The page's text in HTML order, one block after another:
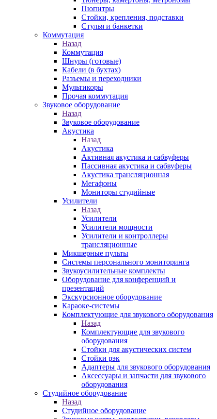
Пюпитры
Стойки, крепления, подставки
Стулья и банкетки
Коммутация
Назад
Коммутация
Шнуры (готовые)
Кабели (в бухтах)
Разъемы и переходники
Мультикоры
Прочая коммутация
Звуковое оборудование
Назад
Звуковое оборудование
Акустика
Назад
Акустика
Активная акустика и сабвуферы
Пассивная акустика и сабвуферы
Акустика трансляционная
Мегафоны
Мониторы студийные
Усилители
Назад
Усилители
Усилители мощности
Усилители и контроллеры
трансляционные
Микшерные пульты
Системы персонального мониторинга
Звукоусилительные комплекты
Оборудование для конференций и
презентаций
Экскурсионное оборудование
Караоке-системы
Комплектующие для звукового оборудования
Назад
Комплектующие для звукового
оборудования
Стойки для акустических систем
Стойки рэк
Адаптеры для звукового оборудования
Аксессуары и запчасти для звукового
оборудования
Студийное оборудование
Назад
Студийное оборудование